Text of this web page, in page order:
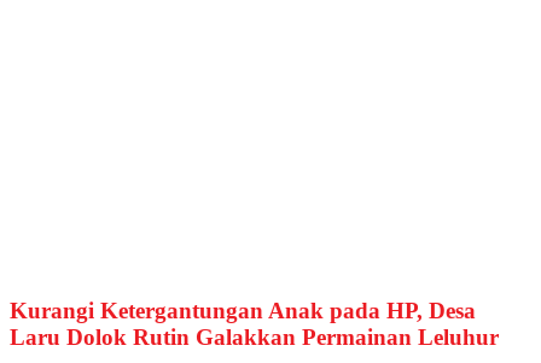
Kurangi Ketergantungan Anak pada HP, Desa
Laru Dolok Rutin Galakkan Permainan Leluhur